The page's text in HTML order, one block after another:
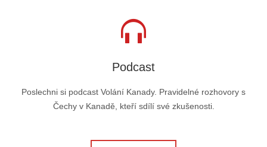
Podcast
Poslechni si podcast Volání Kanady. Pravidelné rozhovory s
Čechy v Kanadě, kteří sdílí své zkušenosti.